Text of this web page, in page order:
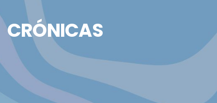
CRÓNICAS